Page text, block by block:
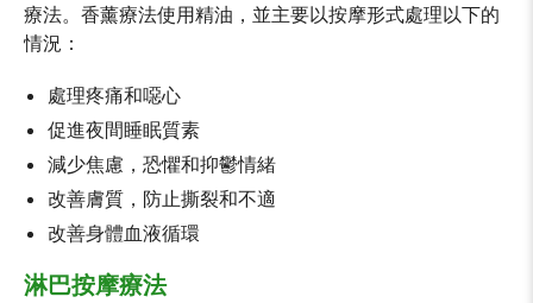
療法。香薰療法使用精油，並主要以按摩形式處理以下的
情況：
處理疼痛和噁心
促進夜間睡眠質素
減少焦慮，恐懼和抑鬱情緒
改善膚質，防止撕裂和不適
改善身體血液循環
淋巴按摩療法